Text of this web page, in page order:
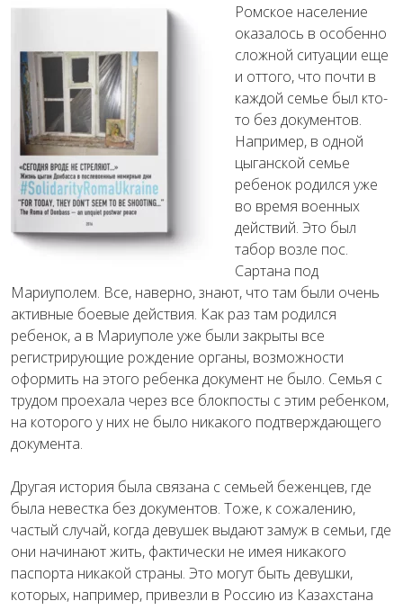
Ромское население
оказалось в особенно
сложной ситуации еще
и оттого, что почти в
каждой семье был кто-
то без документов.
Например, в одной
цыганской семье
ребенок родился уже
во время военных
действий. Это был
табор возле пос.
Сартана под
Мариуполем. Все, наверно, знают, что там были очень
активные боевые действия. Как раз там родился
ребенок, а в Мариуполе уже были закрыты все
регистрирующие рождение органы, возможности
оформить на этого ребенка документ не было. Семья с
трудом проехала через все блокпосты с этим ребенком,
на которого у них не было никакого подтверждающего
документа.
Другая история была связана с семьей беженцев, где
была невестка без документов. Тоже, к сожалению,
частый случай, когда девушек выдают замуж в семьи, где
они начинают жить, фактически не имея никакого
паспорта никакой страны. Это могут быть девушки,
которых, например, привезли в Россию из Казахстана